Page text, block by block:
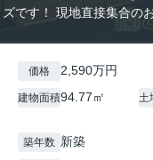
ズです！ 現地直接集合の
価格 2,590万円
建物面積94.77㎡ 土
築年数 新築